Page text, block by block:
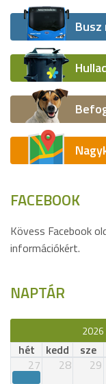
FACEBOOK
Kövess Facebook
információkért.
NAPTÁR
2026
hét kedd sze
27
28 29